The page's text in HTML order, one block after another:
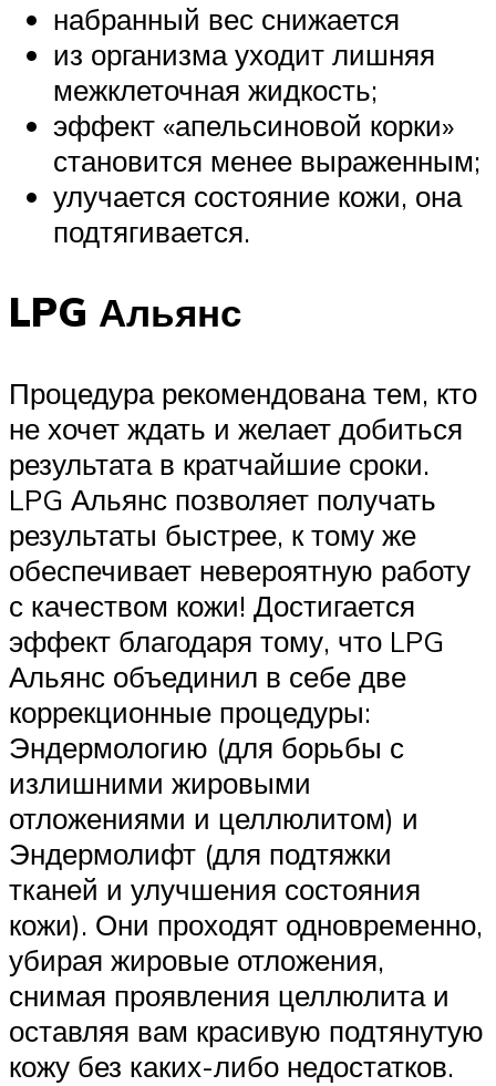
набранный вес снижается
из организма уходит лишняя
межклеточная жидкость;
эффект «апельсиновой корки»
становится менее выраженным;
улучается состояние кожи, она
подтягивается.
LPG Альянс
Процедура рекомендована тем, кто
не хочет ждать и желает добиться
результата в кратчайшие сроки.
LPG Альянс позволяет получать
результаты быстрее, к тому же
обеспечивает невероятную работу
с качеством кожи! Достигается
эффект благодаря тому, что LPG
Альянс объединил в себе две
коррекционные процедуры:
Эндермологию (для борьбы с
излишними жировыми
отложениями и целлюлитом) и
Эндермолифт (для подтяжки
тканей и улучшения состояния
кожи). Они проходят одновременно,
убирая жировые отложения,
снимая проявления целлюлита и
оставляя вам красивую подтянутую
кожу без каких-либо недостатков.